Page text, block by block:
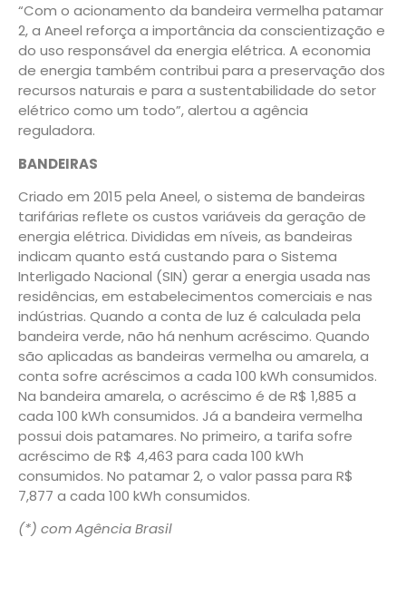
“Com o acionamento da bandeira vermelha patamar
2, a Aneel reforça a importância da conscientização e
do uso responsável da energia elétrica. A economia
de energia também contribui para a preservação dos
recursos naturais e para a sustentabilidade do setor
elétrico como um todo”, alertou a agência
reguladora.
BANDEIRAS
Criado em 2015 pela Aneel, o sistema de bandeiras
tarifárias reflete os custos variáveis da geração de
energia elétrica. Divididas em níveis, as bandeiras
indicam quanto está custando para o Sistema
Interligado Nacional (SIN) gerar a energia usada nas
residências, em estabelecimentos comerciais e nas
indústrias. Quando a conta de luz é calculada pela
bandeira verde, não há nenhum acréscimo. Quando
são aplicadas as bandeiras vermelha ou amarela, a
conta sofre acréscimos a cada 100 kWh consumidos.
Na bandeira amarela, o acréscimo é de R$ 1,885 a
cada 100 kWh consumidos. Já a bandeira vermelha
possui dois patamares. No primeiro, a tarifa sofre
acréscimo de R$ 4,463 para cada 100 kWh
consumidos. No patamar 2, o valor passa para R$
7,877 a cada 100 kWh consumidos.
(*) com Agência Brasil